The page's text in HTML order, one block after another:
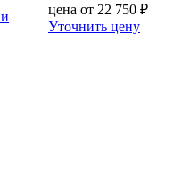
цена от 22 750 ₽
Уточнить цену